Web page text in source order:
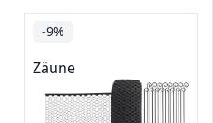
-9%
Zäune